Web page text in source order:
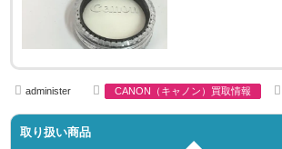
A
u
o
administer
C
a
CANON（キャノン）買取情報
取り扱い商品